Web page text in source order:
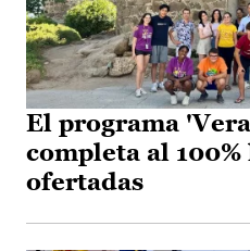
El programa
completa al 100%
ofertadas